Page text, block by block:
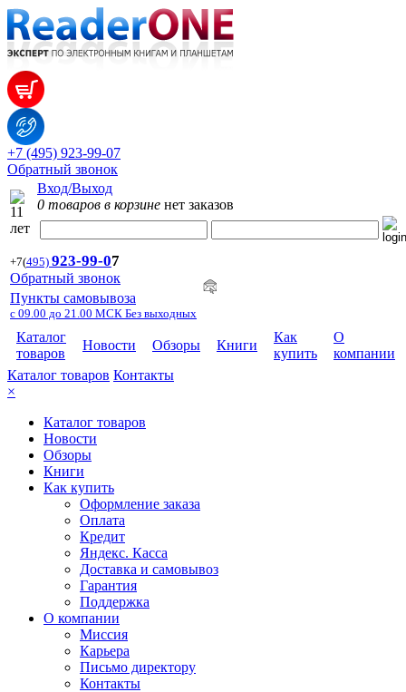
+7 (495) 923-99-07
Обратный звонок
Вход/Выход
0 товаров в корзине нет заказов
+7(495) 923-99-07
Обратный звонок
Пункты самовывоза
с 09.00 до 21.00 МСК Без выходных
Каталог
товаров
Новости Обзоры Книги
Как
купить
О
компании
Каталог товаров Контакты
×
Каталог товаров
Новости
Обзоры
Книги
Как купить
Оформление заказа
Оплата
Кредит
Яндекс. Касса
Доставка и самовывоз
Гарантия
Поддержка
О компании
Миссия
Карьера
Письмо директору
Контакты